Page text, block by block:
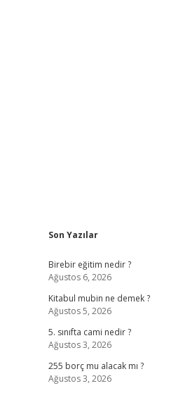
Sidebar
Son Yazılar
Birebir eğitim nedir ?
Ağustos 6, 2026
Kitabul mubin ne demek ?
Ağustos 5, 2026
5. sınıfta cami nedir ?
Ağustos 3, 2026
255 borç mu alacak mı ?
Ağustos 3, 2026
https://betci.co/vd casino giriş